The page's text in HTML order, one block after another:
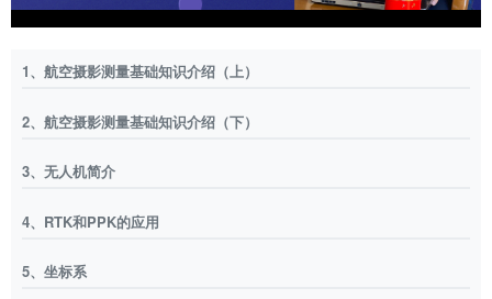
1、航空摄影测量基础知识介绍（上）
2、航空摄影测量基础知识介绍（下）
3、无人机简介
4、RTK和PPK的应用
5、坐标系